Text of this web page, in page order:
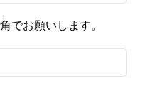
お願いします。